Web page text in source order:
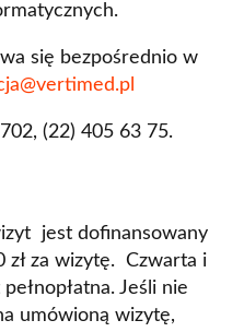
się bezpośrednio w
(22) 405 63 75.
jest dofinansowany
za wizytę. Czwarta i
Jeśli nie
umówioną wizytę,